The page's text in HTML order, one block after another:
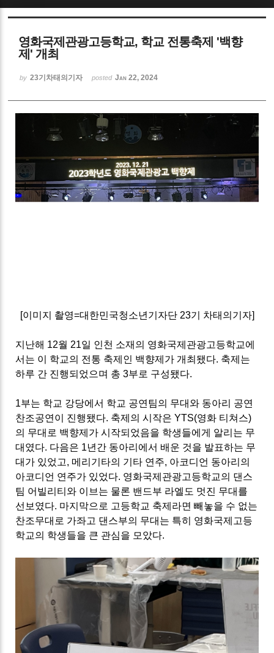
영화국제관광고등학교, 학교 전통축제 '백향
제' 개최
by 23기차태의기자 posted Jan 22, 2024
[이미지 촬영=대한민국청소년기자단 23기 차태의기자]
지난해 12월 21일 인천 소재의 영화국제관광고등학교에
서는 이 학교의 전통 축제인 백향제가 개최됐다. 축제는
하루 간 진행되었으며 총 3부로 구성됐다.
1부는 학교 강당에서 학교 공연팀의 무대와 동아리 공연
찬조공연이 진행됐다. 축제의 시작은 YTS(영화 티쳐스)
의 무대로 백향제가 시작되었음을 학생들에게 알리는 무
대였다. 다음은 1년간 동아리에서 배운 것을 발표하는 무
대가 있었고, 메리기타의 기타 연주, 아코디언 동아리의
아코디언 연주가 있었다. 영화국제관광고등학교의 댄스
팀 어빌리티와 이브는 물론 밴드부 라엘도 멋진 무대를
선보였다. 마지막으로 고등학교 축제라면 빼놓을 수 없는
찬조무대로 가좌고 댄스부의 무대는 특히 영화국제고등
학교의 학생들을 큰 관심을 모았다.
Sketchbook5, 스케치북5
Sketchbook5, 스케치북5